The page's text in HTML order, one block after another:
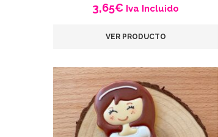
3,65€ Iva Incluido
VER PRODUCTO